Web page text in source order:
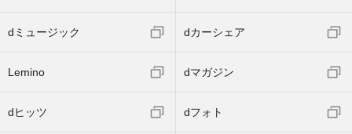
dミュージック dカーシェア
Lemino dマガジン
dヒッツ dフォト